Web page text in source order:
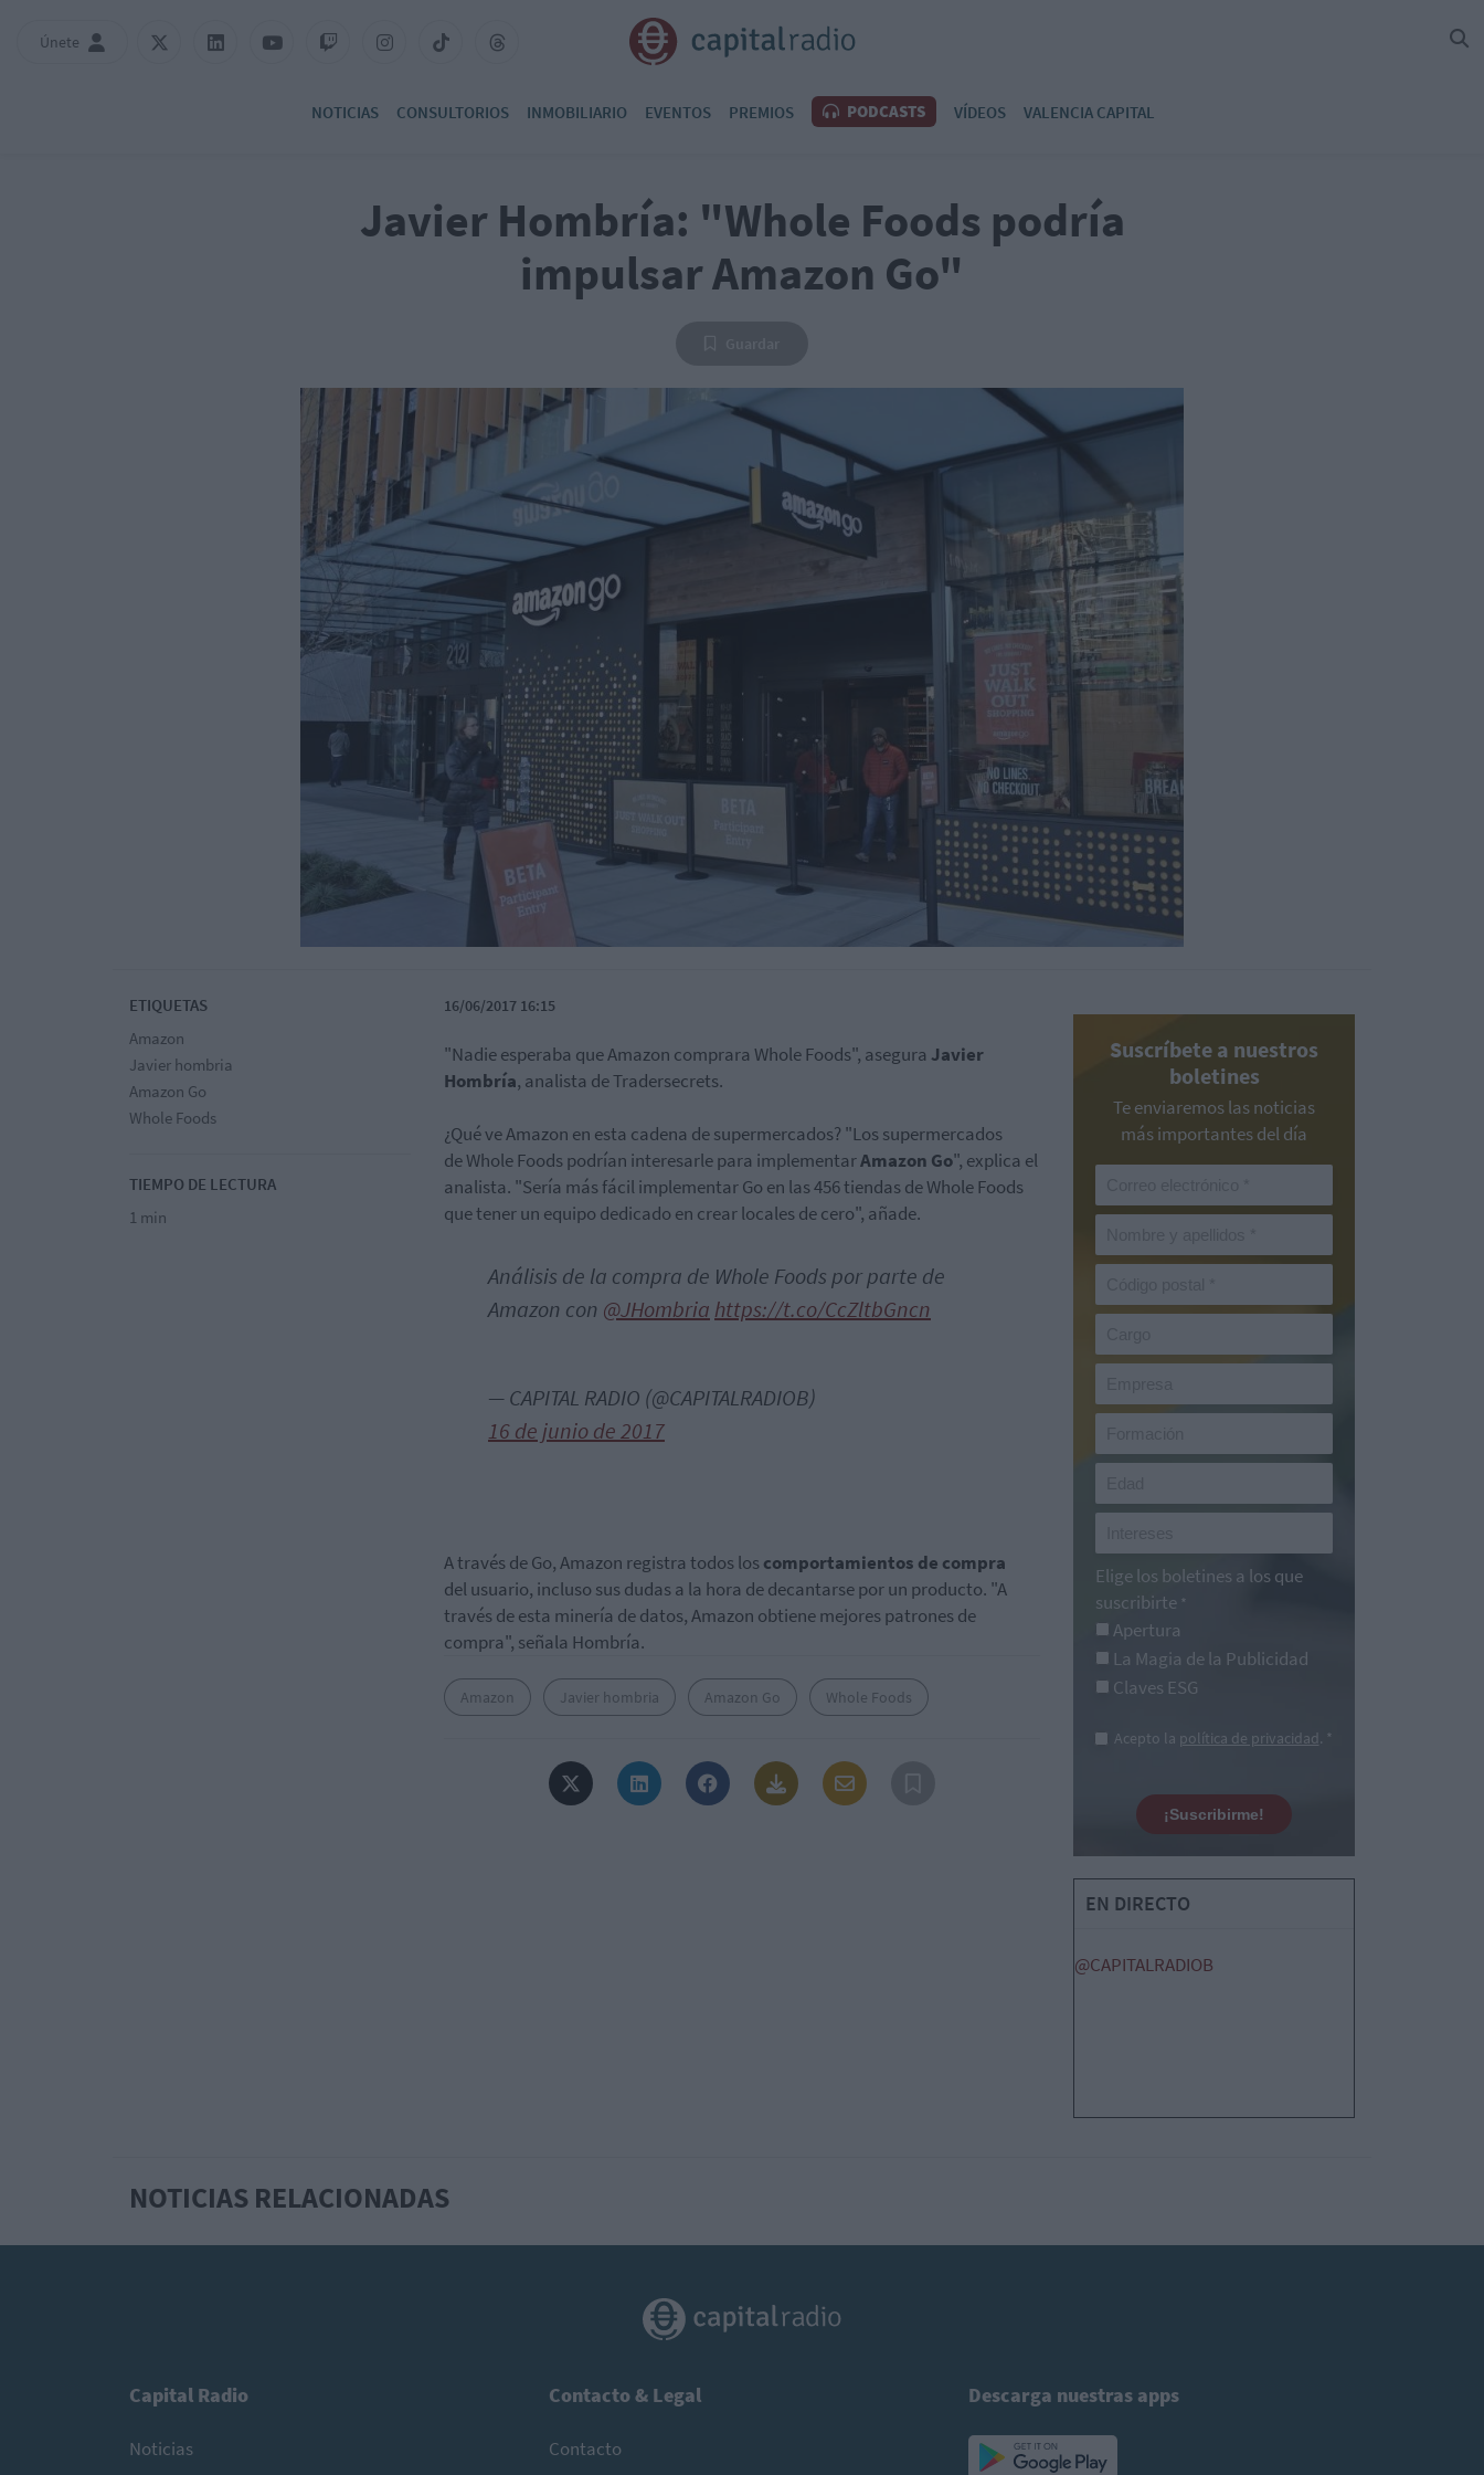
Únete
NOTICIAS CONSULTORIOS INMOBILIARIO EVENTOS PREMIOS PODCASTS VÍDEOS VALENCIA CAPITAL
Javier Hombría: "Whole Foods podría
impulsar Amazon Go"
ETIQUETAS
Amazon
Javier hombria
Amazon Go
Whole Foods
TIEMPO DE LECTURA
1 min
16/06/2017 16:15
"Nadie esperaba que Amazon comprara Whole Foods", asegura Javier
Hombría, analista de Tradersecrets.
¿Qué ve Amazon en esta cadena de supermercados? "Los supermercados
de Whole Foods podrían interesarle para implementarAmazon Go", explica el
analista. "Sería más fácil implementar Go en las 456 tiendas de Whole Foods
que tener un equipo dedicado en crear locales de cero", añade.
Análisis de la compra de Whole Foods por parte de
Amazon con @JHombria https://t.co/CcZltbGncn
— CAPITAL RADIO (@CAPITALRADIOB)
16 de junio de 2017
A través de Go, Amazon registra todos loscomportamientos de compra
del usuario, incluso sus dudas a la hora de decantarse por un producto. "A
través de esta minería de datos, Amazon obtiene mejores patrones de
compra", señala Hombría.
Amazon Javier hombria Amazon Go Whole Foods
Suscríbete a nuestros
boletines
Te enviaremos las noticias
más importantes del día
Elige los boletines a los que
suscribirte *
Apertura
La Magia de la Publicidad
Claves ESG
Acepto la política de privacidad. *
¡Suscribirme!
EN DIRECTO
@CAPITALRADIOB
NOTICIAS RELACIONADAS
Capital Radio
Noticias
Contacto & Legal
Contacto
Descarga nuestras apps